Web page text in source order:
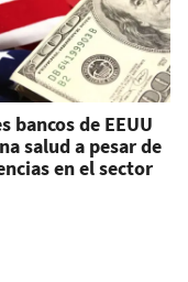
bancos de EEUU
salud a pesar de
en el sector